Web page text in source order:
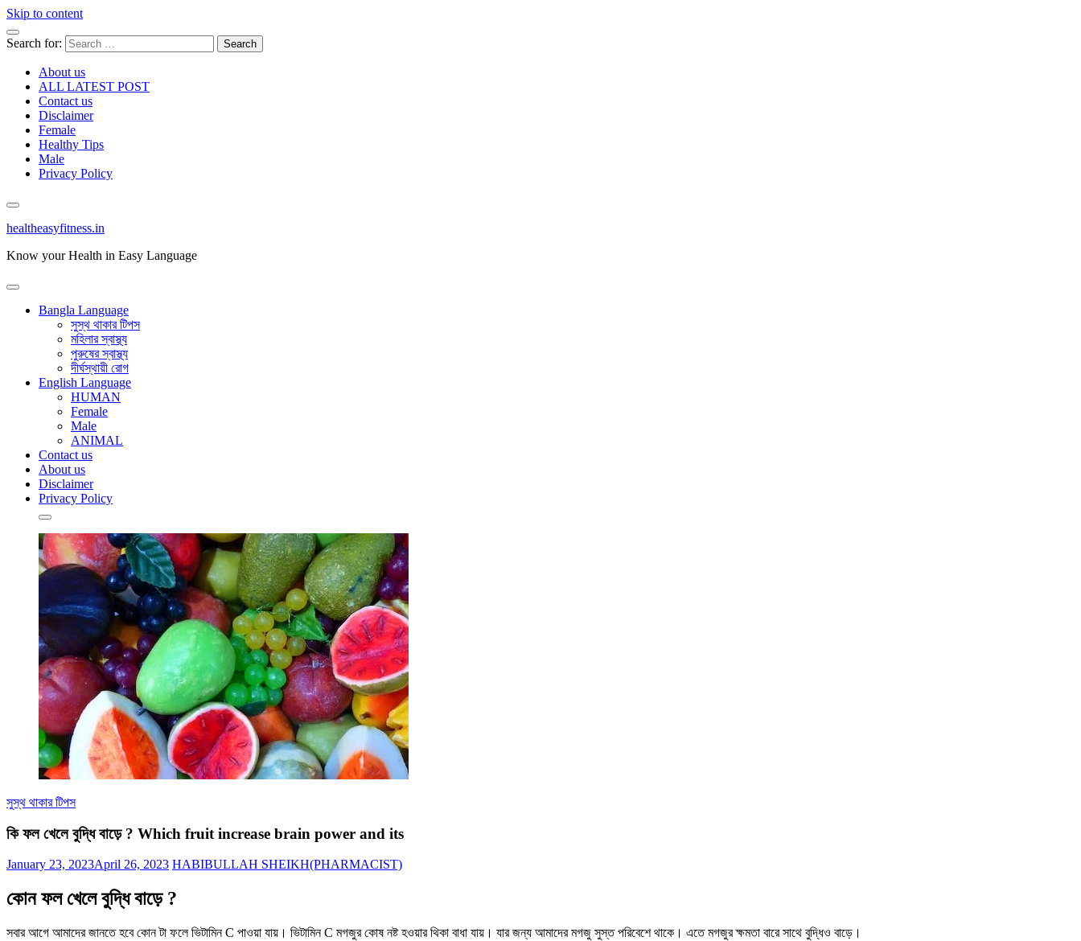
Skip to content
Search for:
About us
ALL LATEST POST
Contact us
Disclaimer
Female
Healthy Tips
Male
Privacy Policy
healtheasyfitness.in
Know your Health in Easy Language
Bangla Language
সুস্থ থাকার টিপস
মহিলার স্বাস্থ্য
পুরুষের স্বাস্থ্য
দীর্ঘস্থায়ী রোগ
English Language
HUMAN
Female
Male
ANIMAL
Contact us
About us
Disclaimer
Privacy Policy
সুস্থ থাকার টিপস
কি ফল খেলে বুদ্ধি বাড়ে ? Which fruit increase brain power and its
January 23, 2023April 26, 2023 HABIBULLAH SHEIKH(PHARMACIST)
কোন ফল খেলে বুদ্ধি বাড়ে ?
সবার আগে আমাদের জানতে হবে কোন টা ফলে ভিটামিন C পাওয়া যায়। ভিটামিন C মগজুর কোষ নষ্ট হওয়ার থিকা বাধা যায়। যার জন্য আমাদের মগজু সুস্ত পরিবেশে থাকে। এতে মগজুর ক্ষমতা বারে সাথে বুদ্ধিও বাড়ে।